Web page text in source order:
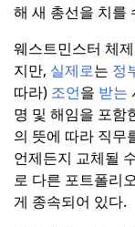
해 새 총선을 치를
웨스트민스터 체
지만, 실제로는 정
따라) 조언을 받는
명 및 해임을 포함
의 뜻에 따라 직무
언제든지 교체될
로 다른 포트폴리
게 종속되어 있다.